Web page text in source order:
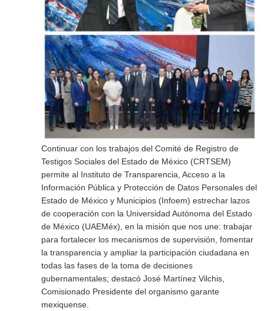
Continuar con los trabajos del Comité de Registro de
Testigos Sociales del Estado de México (CRTSEM)
permite al Instituto de Transparencia, Acceso a la
Información Pública y Protección de Datos Personales del
Estado de México y Municipios (Infoem) estrechar lazos
de cooperación con la Universidad Autónoma del Estado
de México (UAEMéx), en la misión que nos une: trabajar
para fortalecer los mecanismos de supervisión, fomentar
la transparencia y ampliar la participación ciudadana en
todas las fases de la toma de decisiones
gubernamentales; destacó José Martínez Vilchis,
Comisionado Presidente del organismo garante
mexiquense.